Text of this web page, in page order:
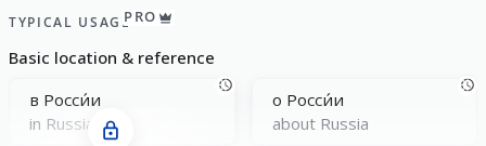
TYPICAL USAGEPRO
Basic location & reference
в Росси́и
in Russia
о Росси́и
about Russia